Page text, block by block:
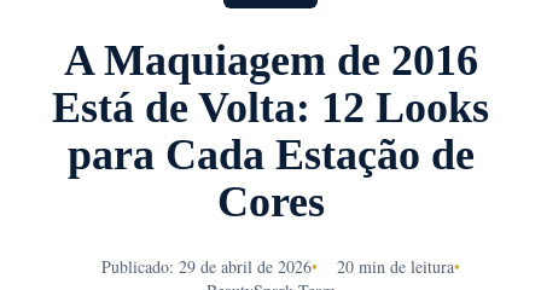
A Maquiagem de 2016
Está de Volta: 12 Looks
para Cada Estação de
Cores
Publicado: 29 de abril de 2026• 20 min de leitura•